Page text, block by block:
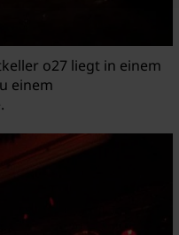
o27 liegt in einem
einem